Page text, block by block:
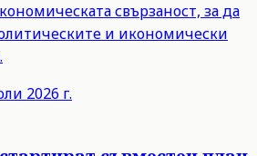
свързаност, за да
и икономически
2026 г.